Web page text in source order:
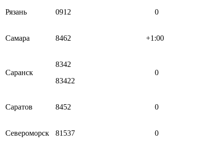
Рязань 0912 0
Самара 8462 +1:00
Саранск
8342
83422
0
Саратов 8452 0
Североморск 81537 0